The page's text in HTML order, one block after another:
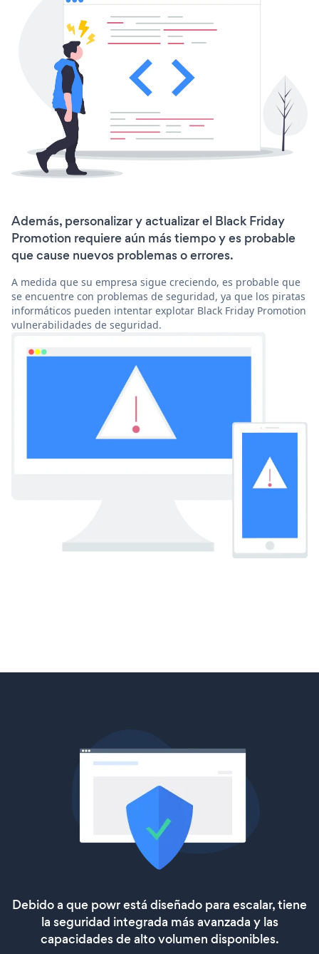
Además, personalizar y actualizar el Black Friday
Promotion requiere aún más tiempo y es probable
que cause nuevos problemas o errores.
A medida que su empresa sigue creciendo, es probable que
se encuentre con problemas de seguridad, ya que los piratas
informáticos pueden intentar explotar Black Friday Promotion
vulnerabilidades de seguridad.
Debido a que powr está diseñado para escalar, tiene
la seguridad integrada más avanzada y las
capacidades de alto volumen disponibles.